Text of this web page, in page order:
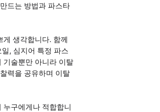
드는 방법과 파스타
생각합니다. 함께
, 심지어 특정 파스
기술뿐만 아니라 이탈
력을 공유하며 이탈
구에게나 적합합니